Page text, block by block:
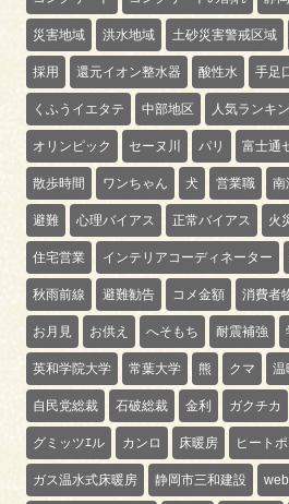
災害地域 洪水地域 土砂災害警戒区域
採用 還元イオン整水器 酸性水 手足
くふうイエタテ 中部地区 人気ランキ
オリンピック セーヌ川 パリ 富士通
散歩時間 ワンちゃん 犬 営業職 南
避難 心理バイアス 正常バイアス 火
住宅営業 インテリアコーディネーター
秋雨前線 避難勧告 コメ金額 消費者
お月見 お供え へそもち 耐震補強
英和学院大学 常葉大学 熊 クマ 温
自民党総裁 石破総裁 金利 ガクチカ
グミッツｴル カンロ 床暖房 ヒート
ガス温水式床暖房 静岡市三和建設